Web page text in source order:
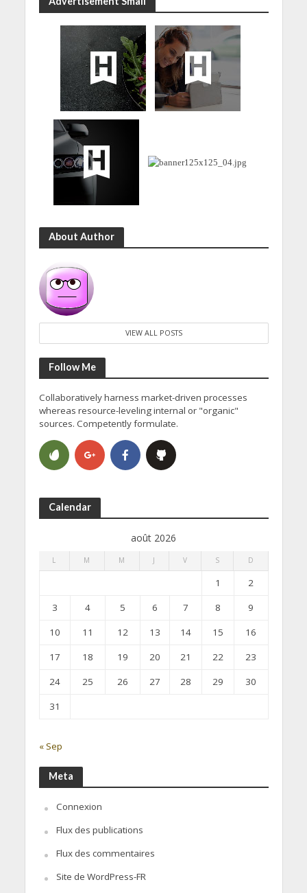
About Author
VIEW ALL POSTS
Follow Me
Collaboratively harness market-driven processes
whereas resource-leveling internal or "organic"
sources. Competently formulate.
Calendar
août 2026
L M M J V S D
1
2
3
4 5 6 7 8
9
10
11 12 13 14 15
16
17
18 19 20 21 22
23
24
25 26 27 28 29
30
31
« Sep
Meta
Connexion
Flux des publications
Flux des commentaires
Site de WordPress-FR